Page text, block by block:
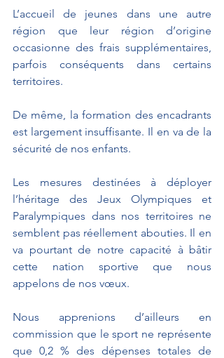
L’accueil de jeunes dans une autre
région que leur région d’origine
occasionne des frais supplémentaires,
parfois conséquents dans certains
territoires.
De même, la formation des encadrants
est largement insuffisante. Il en va de la
sécurité de nos enfants.
Les mesures destinées à déployer
l’héritage des Jeux Olympiques et
Paralympiques dans nos territoires ne
semblent pas réellement abouties. Il en
va pourtant de notre capacité à bâtir
cette nation sportive que nous
appelons de nos vœux.
Nous apprenions d’ailleurs en
commission que le sport ne représente
que 0,2 % des dépenses totales de